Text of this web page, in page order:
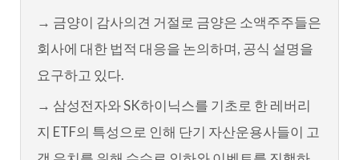
→ 금양이 감사의견 거절로 금양은 소액주주들은
회사에 대한 법적 대응을 논의하며, 공식 설명을
요구하고 있다.
→ 삼성전자와 SK하이닉스를 기초로 한 레버리
지 ETF의 특성으로 인해 단기 자산운용사들이 고